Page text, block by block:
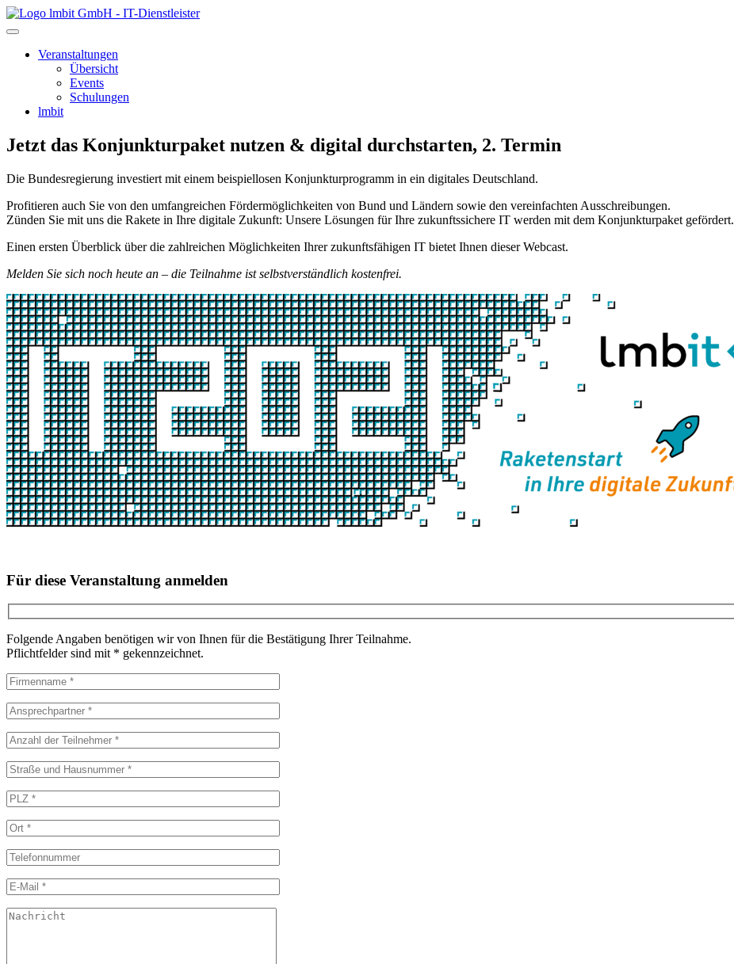
lmbit GmbH - IT-Dienstleister
Veranstaltungen
Übersicht
Events
Schulungen
lmbit
Jetzt das Konjunkturpaket nutzen & digital durchstarten, 2. Termin
Die Bundesregierung investiert mit einem beispiellosen Konjunkturprogramm in ein digitales Deutschland.
Profitieren auch Sie von den umfangreichen Fördermöglichkeiten von Bund und Ländern sowie den vereinfachten Ausschreibungen.
Zünden Sie mit uns die Rakete in Ihre digitale Zukunft: Unsere Lösungen für Ihre zukunftssichere IT werden mit dem Konjunkturpaket gefördert.
Einen ersten Überblick über die zahlreichen Möglichkeiten Ihrer zukunftsfähigen IT bietet Ihnen dieser Webcast.
Melden Sie sich noch heute an – die Teilnahme ist selbstverständlich kostenfrei.
Für diese Veranstaltung anmelden
Folgende Angaben benötigen wir von Ihnen für die Bestätigung Ihrer Teilnahme.
Pflichtfelder sind mit * gekennzeichnet.